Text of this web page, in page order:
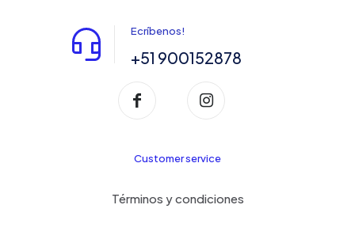
Ecríbenos!
+51 900152878
Customer service
Términos y condiciones